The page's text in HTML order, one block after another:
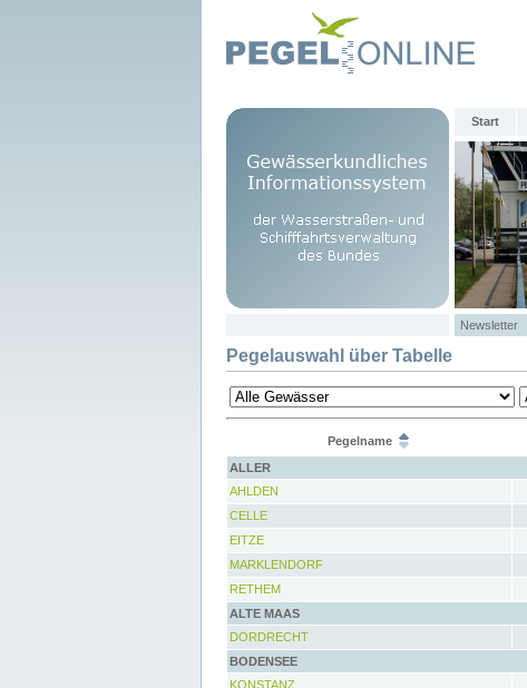
Start
Newsletter
Pegelauswahl über Tabelle
Pegelname
ALLER
AHLDEN
CELLE
EITZE
MARKLENDORF
RETHEM
ALTE MAAS
DORDRECHT
BODENSEE
KONSTANZ